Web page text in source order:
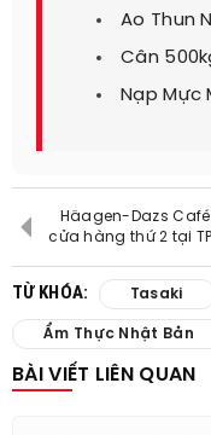
Ao Thun
Cân
Nạp Mực
Häagen-Dazs
cửa hàng thứ 2 tại TP
TỪ KHÓA: Tasaki
Ẩm Thực Nhật Bản
BÀI VIẾT LIÊN QUAN